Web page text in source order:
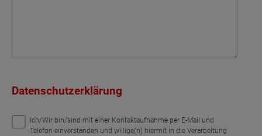
Datenschutzerklärung
Ich/Wir bin/sind mit einer Kontaktaufnahme per E-Mail und
Telefon einverstanden und willige(n) hiermit in die Verarbeitung